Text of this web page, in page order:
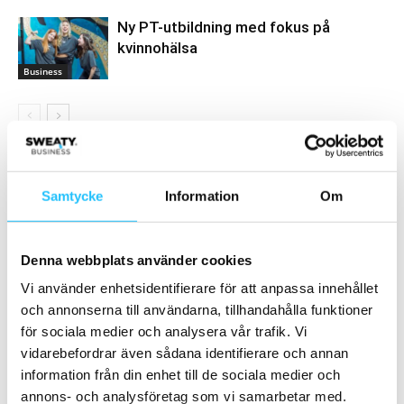
Samtycke Information Om
Denna webbplats använder cookies
Vi använder enhetsidentifierare för att anpassa innehållet
och annonserna till användarna, tillhandahålla funktioner
för sociala medier och analysera vår trafik. Vi
vidarebefordrar även sådana identifierare och annan
information från din enhet till de sociala medier och
annons- och analysföretag som vi samarbetar med.
Business
Ny PT-utbildning med fokus på
kvinnohälsa
Samarbete
MEST POPULÄRA
Frida Starvid – ”Rocket Yoga”
2019-12-25
Event: Delta i European Health & Fitness